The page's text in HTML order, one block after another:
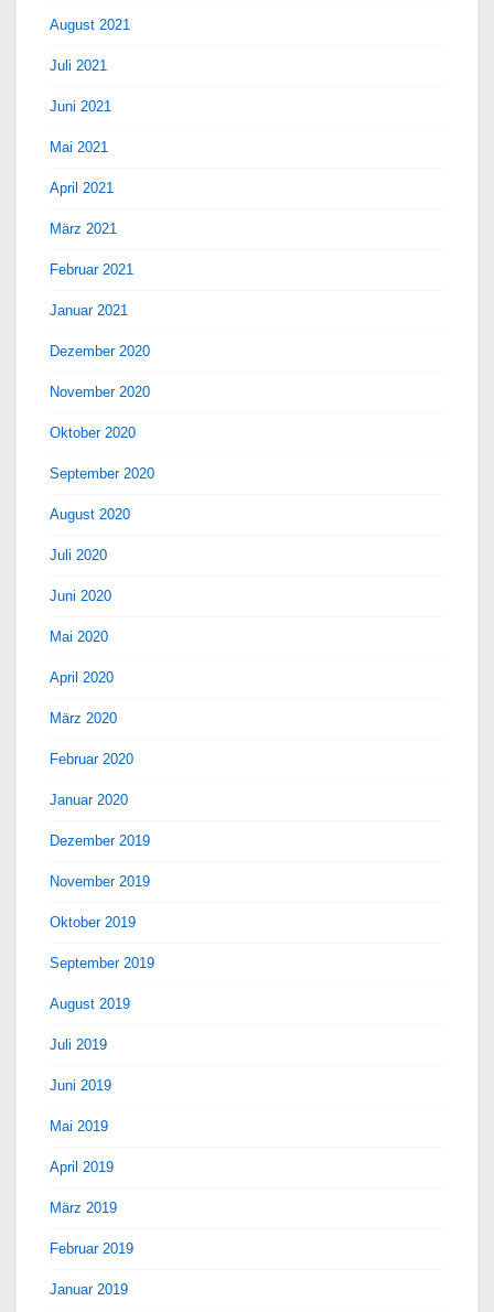
August 2021
Juli 2021
Juni 2021
Mai 2021
April 2021
März 2021
Februar 2021
Januar 2021
Dezember 2020
November 2020
Oktober 2020
September 2020
August 2020
Juli 2020
Juni 2020
Mai 2020
April 2020
März 2020
Februar 2020
Januar 2020
Dezember 2019
November 2019
Oktober 2019
September 2019
August 2019
Juli 2019
Juni 2019
Mai 2019
April 2019
März 2019
Februar 2019
Januar 2019